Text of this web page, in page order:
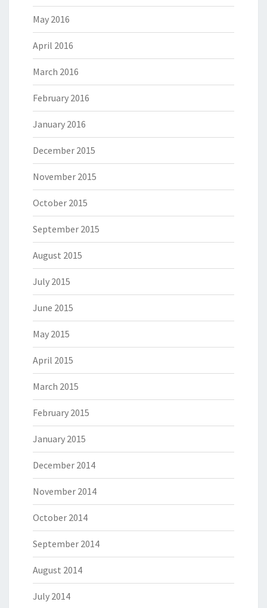
May 2016
April 2016
March 2016
February 2016
January 2016
December 2015
November 2015
October 2015
September 2015
August 2015
July 2015
June 2015
May 2015
April 2015
March 2015
February 2015
January 2015
December 2014
November 2014
October 2014
September 2014
August 2014
July 2014